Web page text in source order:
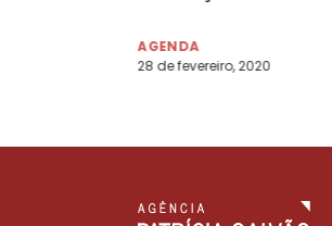
AGENDA
28 de fevereiro, 2020